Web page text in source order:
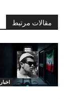
مقالات مرتبط
اخبار